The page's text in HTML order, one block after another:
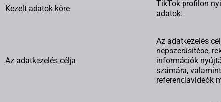
Kezelt adatok köre
TikTok profilon
adatok.
Az adatkezelés célja
Az adatkezelés
népszerűsítése,
információk
számára,
referenciavideók